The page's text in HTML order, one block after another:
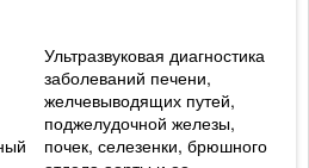
Ультразвуковая диагностика
заболеваний печени,
желчевыводящих путей,
поджелудочной железы,
почек, селезенки, брюшного